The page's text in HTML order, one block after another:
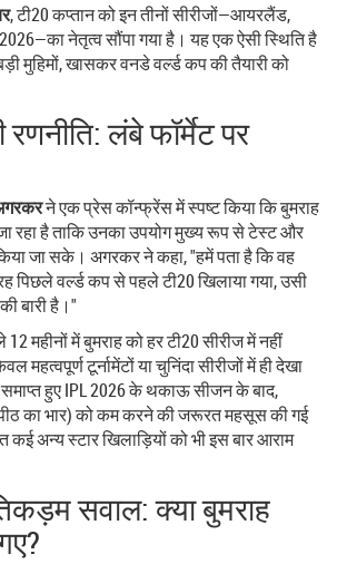
,टी20 कप्तानको इन तीनों सीरीजों—आयरलैंड,
नेतृत्व सौंपा गया है। यह एक ऐसी स्थिति है
मुहिमों, खासकर वनडे वर्ल्ड कप की तैयारी को
लंबे फॉर्मेट पर
ने एक प्रेस कॉन्फ्रेंस में स्पष्ट किया कि बुमराह
रहा है ताकि उनका उपयोग मुख्य रूप से टेस्ट और
जा सके। अगरकर ने कहा, "हमें पता है कि वह
वर्ल्ड कप से पहले टी20 खिलाया गया, उसी
बारी है।"
महीनों में बुमराह को हर टी20 सीरीज में नहीं
महत्वपूर्ण टूर्नामेंटों या चुनिंदा सीरीजों में ही देखा
हुए IPL 2026 के थकाऊ सीजन के बाद,
का भार) को कम करने की जरूरत महसूस की गई
कई अन्य स्टार खिलाड़ियों को भी इस बार आराम
सवाल: क्या बुमराह